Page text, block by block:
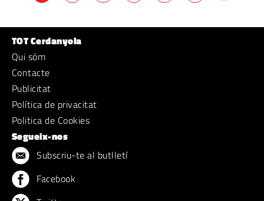
TOT Cerdanyola
Qui sóm
Contacte
Publicitat
Política de privacitat
Politica de Cookies
Segueix-nos
Subscriu-te al butlletí
Facebook